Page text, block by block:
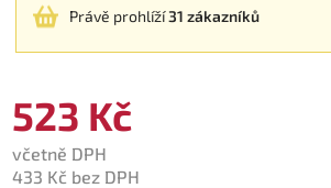
Právě prohlíží31 zákazníků
523 Kč
včetně DPH
433 Kč bez DPH